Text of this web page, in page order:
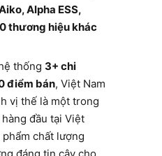
Alpha ESS,
thương hiệu khác
thống 3+ chi
điểm bán, Việt Nam
vị thế là một trong
đầu tại Việt
phẩm chất lượng